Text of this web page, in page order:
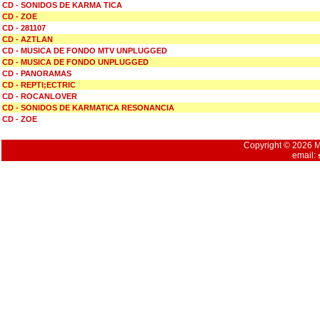
CD - SONIDOS DE KARMA TICA
CD - ZOE
CD - 281107
CD - AZTLAN
CD - MUSICA DE FONDO MTV UNPLUGGED
CD - MUSICA DE FONDO UNPLUGGED
CD - PANORAMAS
CD - REPTI;ECTRIC
CD - ROCANLOVER
CD - SONIDOS DE KARMATICA RESONANCIA
CD - ZOE
Copyright © 2026
email: